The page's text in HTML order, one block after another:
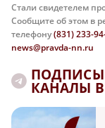
Стали свидетелем
Сообщите об этом в
телефону(831) 233-
news@pravda-nn.ru
КАНАЛЫ В